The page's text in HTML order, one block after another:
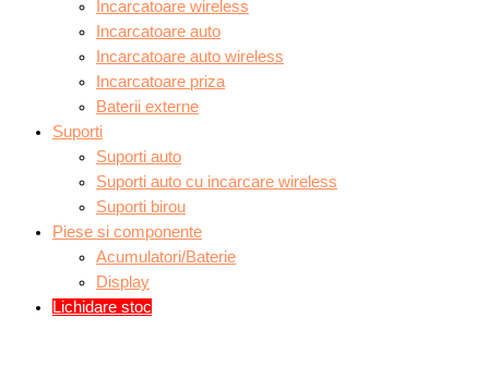
Incarcatoare wireless
Incarcatoare auto
Incarcatoare auto wireless
Incarcatoare priza
Baterii externe
Suporti
Suporti auto
Suporti auto cu incarcare wireless
Suporti birou
Piese si componente
Acumulatori/Baterie
Display
Lichidare stoc